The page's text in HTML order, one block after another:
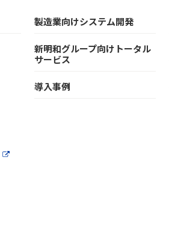
製造業向けシステム開発
新明和グループ向けトータル
サービス
導入事例